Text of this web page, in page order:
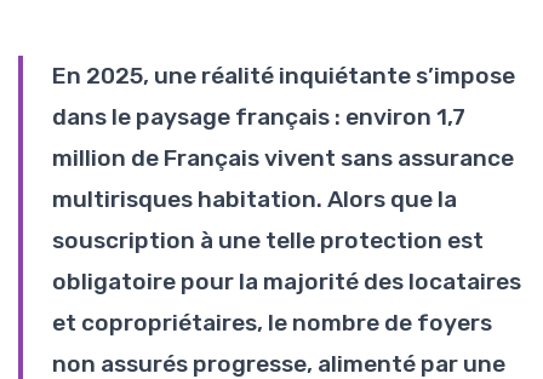
En 2025, une réalité inquiétante s’impose
dans le paysage français : environ 1,7
million de Français vivent sans assurance
multirisques habitation. Alors que la
souscription à une telle protection est
obligatoire pour la majorité des locataires
et copropriétaires, le nombre de foyers
non assurés progresse, alimenté par une